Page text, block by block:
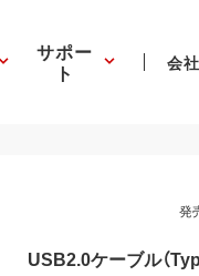
サポー
ト 会
発
USB2.0ケーブル（